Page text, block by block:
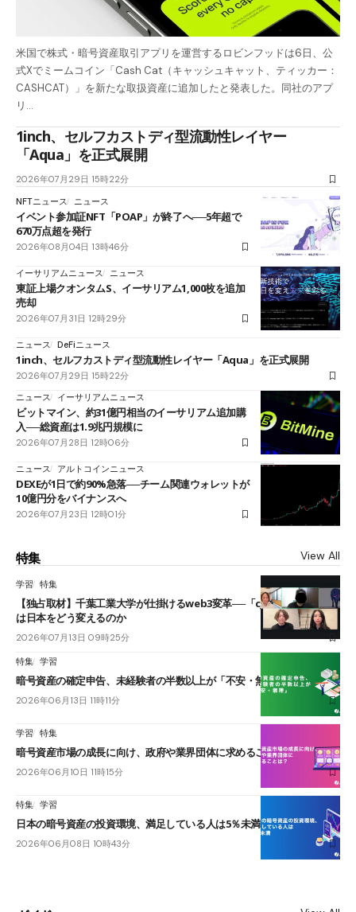
米国で株式・暗号資産取引アプリを運営するロビンフッドは6日、公
式Xでミームコイン「Cash Cat（キャッシュキャット、ティッカー：
CASHCAT）」を新たな取扱資産に追加したと発表した。同社のアプ
リ…
1inch、セルフカストディ型流動性レイヤー
「Aqua」を正式展開
2026年07月29日 15時22分
NFTニュース
ニュース
イベント参加証NFT「POAP」が終了へ──5年超で
670万点超を発行
2026年08月04日 13時46分
イーサリアムニュース ニュース
東証上場クオンタムS、イーサリアム1,000枚を追加
売却
2026年07月31日 12時29分
ニュース DeFiニュース
1inch、セルフカストディ型流動性レイヤー「Aqua」を正式展開
2026年07月29日 15時22分
ニュース
イーサリアムニュース
ビットマイン、約31億円相当のイーサリアム追加購
入──総資産は1.9兆円規模に
2026年07月28日 12時06分
ニュース アルトコインニュース
DEXEが1日で約90%急落──チーム関連ウォレットが
10億円分をバイナンスへ
2026年07月23日 12時01分
特集 View All
学習 特集
【独占取材】千葉工業大学が仕掛けるweb3変革──「cJPY」とAIの融合
は日本をどう変えるのか
2026年07月13日 09時25分
特集 学習
暗号資産の確定申告、未経験者の半数以上が「不安・無理」
2026年06月13日 11時11分
学習 特集
暗号資産市場の成長に向け、政府や業界団体に求めることは？
2026年06月10日 11時15分
特集 学習
日本の暗号資産の投資環境、満足している人は5％未満
2026年06月08日 10時43分